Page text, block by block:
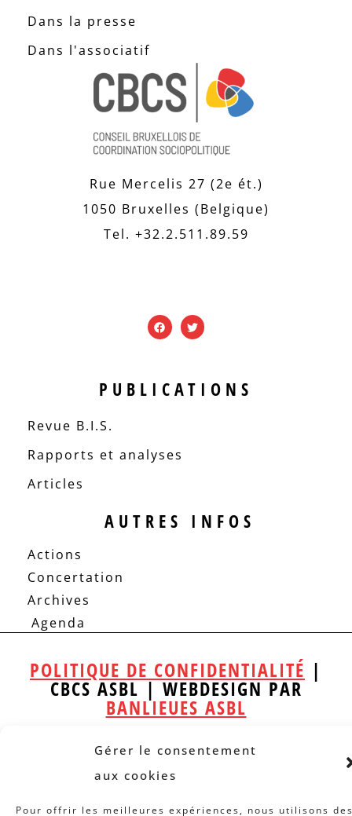
Gérer le consentement
aux cookies
Pour offrir les meilleures expériences, nous utilisons
Dans la presse
Dans l'associatif
Rue Mercelis 27 (2e ét.)
1050 Bruxelles (Belgique)
Tel. +32.2.511.89.59
PUBLICATIONS
Revue B.I.S.
Rapports et analyses
Articles
AUTRES INFOS
Actions
Concertation
Archives
Agenda
POLITIQUE DE CONFIDENTIALITÉ |
CBCS ASBL | WEBDESIGN PAR
BANLIEUES ASBL